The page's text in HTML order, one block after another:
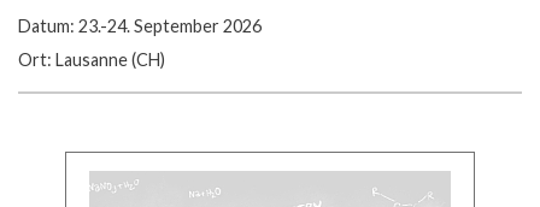
Datum: 23.-24. September 2026
Ort: Lausanne (CH)